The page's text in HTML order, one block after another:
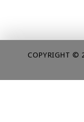
COPYRIGHT ©